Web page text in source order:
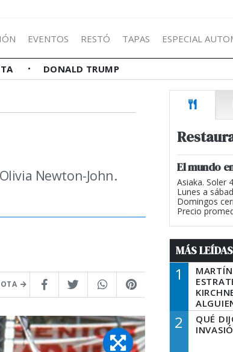
EVENTOS RESTÓ TAPAS ESPECIAL
DONALD TRUMP
Newton-John.
El mundo
Asiaka. Soler
Lunes a
Domingos
Precio
MÁS LEÍDAS
1
DECIR
TIENE
2
QUÉ